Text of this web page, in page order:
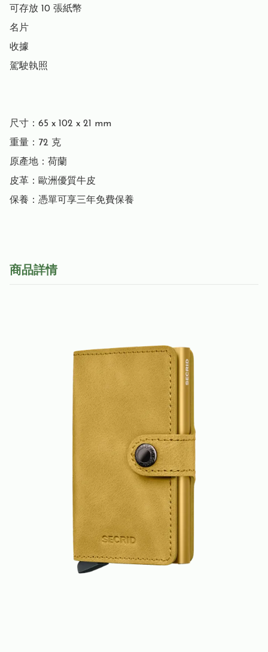
可存放 10 張紙幣
名片
收據
駕駛執照
尺寸：65 x 102 x 21 mm
重量：72 克
原產地：荷蘭
皮革：歐洲優質牛皮
保養：憑單可享三年免費保養
商品詳情